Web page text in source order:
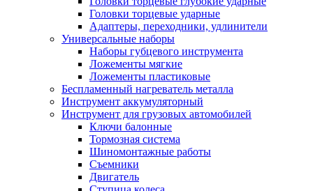
Головки торцевые ударные
Адаптеры, переходники, удлинители
Универсальные наборы
Наборы губцевого инструмента
Ложементы мягкие
Ложементы пластиковые
Беспламенный нагреватель металла
Инструмент аккумуляторный
Инструмент для грузовых автомобилей
Ключи балонные
Тормозная система
Шиномонтажные работы
Cъемники
Двигатель